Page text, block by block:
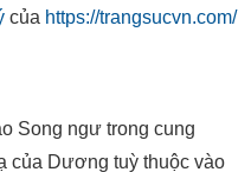
của https://trangsucvn.com/
Song ngư trong cung
của Dương tuỳ thuộc vào